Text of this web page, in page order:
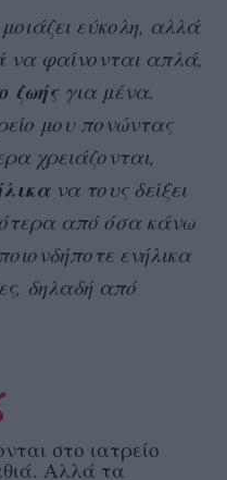
εύκολη, αλλά
να φαίνονται απλά,
ζωήςγια μένα.
μου πονώντας
χρειάζονται,
να τους δείξει
από όσα κάνω
ενήλικα
δηλαδή από
στο ιατρείο
Αλλά τα